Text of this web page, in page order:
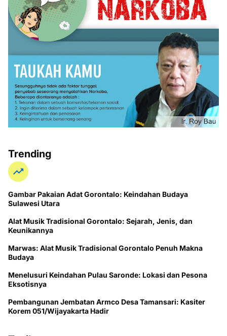
Trending
Gambar Pakaian Adat Gorontalo: Keindahan Budaya
Sulawesi Utara
Alat Musik Tradisional Gorontalo: Sejarah, Jenis, dan
Keunikannya
Marwas: Alat Musik Tradisional Gorontalo Penuh Makna
Budaya
Menelusuri Keindahan Pulau Saronde: Lokasi dan Pesona
Eksotisnya
Pembangunan Jembatan Armco Desa Tamansari: Kasiter
Korem 051/Wijayakarta Hadir